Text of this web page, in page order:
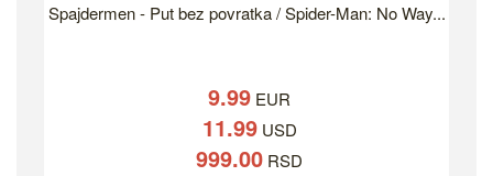
Spajdermen - Put bez povratka / Spider-Man: No Way...
9.99 EUR
11.99USD
999.00 RSD